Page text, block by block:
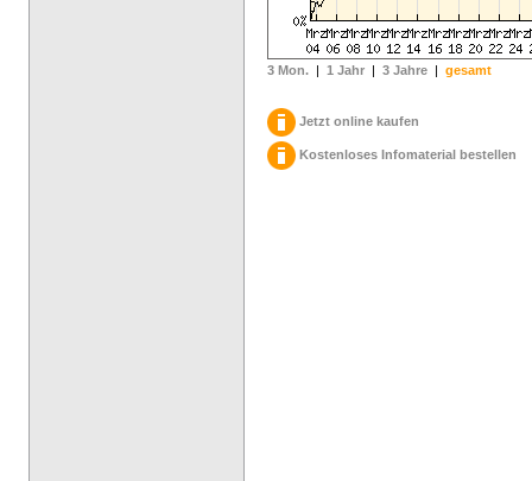
3 Mon. | 1 Jahr | 3 Jahre | gesamt
Jetzt online kaufen
Kostenloses Infomaterial bestellen